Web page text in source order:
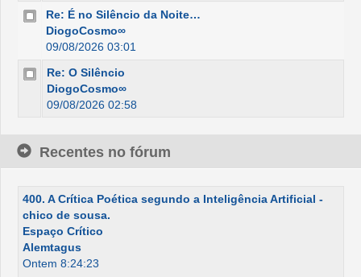
Re: É no Silêncio da Noite…
DiogoCosmo∞
09/08/2026 03:01
Re: O Silêncio
DiogoCosmo∞
09/08/2026 02:58
Recentes no fórum
400. A Crítica Poética segundo a Inteligência Artificial -
chico de sousa.
Espaço Crítico
Alemtagus
Ontem 8:24:23